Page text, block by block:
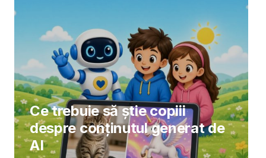
Ce trebuie să știe copiii
despre conținutul generat de
AI